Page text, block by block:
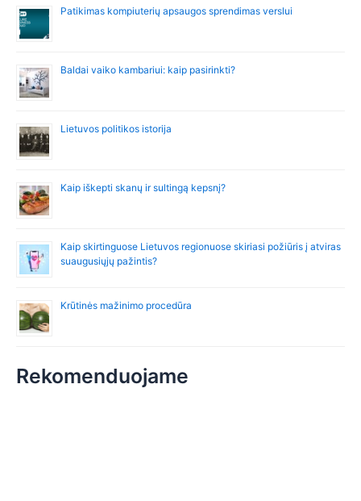
Patikimas kompiuterių apsaugos sprendimas verslui
Baldai vaiko kambariui: kaip pasirinkti?
Lietuvos politikos istorija
Kaip iškepti skanų ir sultingą kepsnį?
Kaip skirtinguose Lietuvos regionuose skiriasi požiūris į atviras
suaugusiųjų pažintis?
Krūtinės mažinimo procedūra
Rekomenduojame